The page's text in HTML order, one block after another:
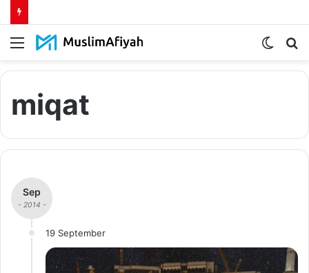
Menu
Switch
miqat
Sep
- 2014 -
19 September